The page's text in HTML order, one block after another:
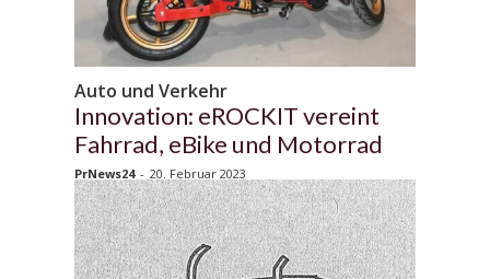
Auto und Verkehr
Innovation: eROCKIT vereint
Fahrrad, eBike und Motorrad
PrNews24 - 20. Februar 2023